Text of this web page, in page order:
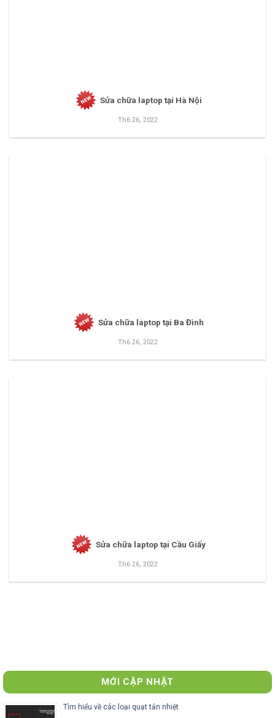
Sửa chữa laptop tại Hà Nội
Th6 26, 2022
Sửa chữa laptop tại Ba Đình
Th6 26, 2022
Sửa chữa laptop tại Cầu Giấy
Th6 26, 2022
MỚI CẬP NHẬT
Tìm hiểu về các loại quạt tản nhiệt